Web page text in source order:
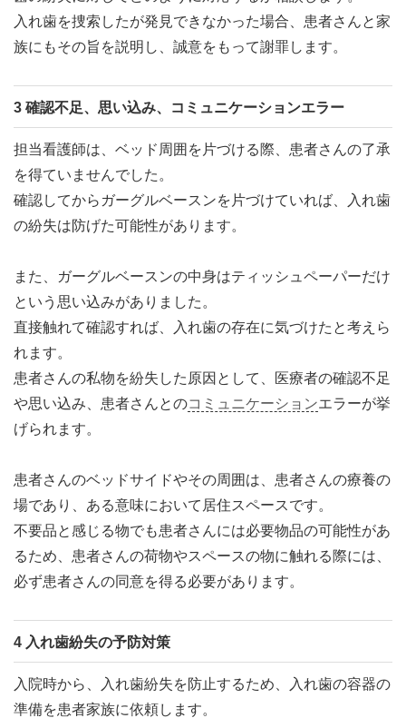
入れ歯を捜索したが発見できなかった場合、患者さんと家
族にもその旨を説明し、誠意をもって謝罪します。
3 確認不足、思い込み、コミュニケーションエラー
担当看護師は、ベッド周囲を片づける際、患者さんの了承
を得ていませんでした。
確認してからガーグルベースンを片づけていれば、入れ歯
の紛失は防げた可能性があります。
また、ガーグルベースンの中身はティッシュペーパーだけ
という思い込みがありました。
直接触れて確認すれば、入れ歯の存在に気づけたと考えら
れます。
患者さんの私物を紛失した原因として、医療者の確認不足
や思い込み、患者さんとのコミュニケーションエラーが挙
げられます。
患者さんのベッドサイドやその周囲は、患者さんの療養の
場であり、ある意味において居住スペースです。
不要品と感じる物でも患者さんには必要物品の可能性があ
るため、患者さんの荷物やスペースの物に触れる際には、
必ず患者さんの同意を得る必要があります。
4 入れ歯紛失の予防対策
入院時から、入れ歯紛失を防止するため、入れ歯の容器の
準備を患者家族に依頼します。